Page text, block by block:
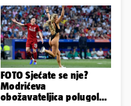
najvećih...
FOTO Sjećate se nje?
Modrićeva
obožavateljica polugola